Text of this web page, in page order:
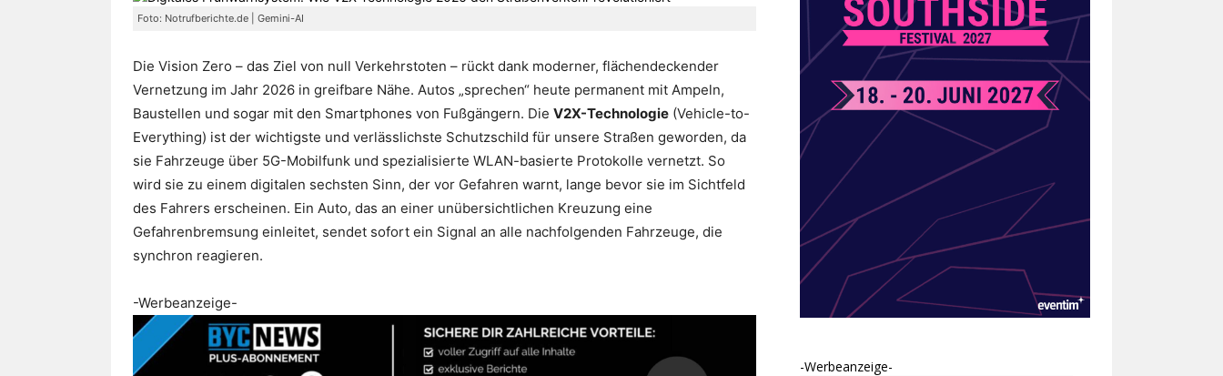
Foto: Notrufberichte.de | Gemini-AI
Die Vision Zero – das Ziel von null Verkehrstoten – rückt dank moderner, flächendeckender
Vernetzung im Jahr 2026 in greifbare Nähe. Autos „sprechen“ heute permanent mit Ampeln,
Baustellen und sogar mit den Smartphones von Fußgängern. Die V2X-Technologie (Vehicle-to-
Everything) ist der wichtigste und verlässlichste Schutzschild für unsere Straßen geworden, da
sie Fahrzeuge über 5G-Mobilfunk und spezialisierte WLAN-basierte Protokolle vernetzt. So
wird sie zu einem digitalen sechsten Sinn, der vor Gefahren warnt, lange bevor sie im Sichtfeld
des Fahrers erscheinen. Ein Auto, das an einer unübersichtlichen Kreuzung eine
Gefahrenbremsung einleitet, sendet sofort ein Signal an alle nachfolgenden Fahrzeuge, die
synchron reagieren.
-Werbeanzeige-
-Werbeanzeige-